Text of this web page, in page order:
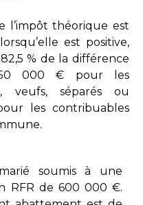
l’impôt théorique est
est positive,
% de la différence
000 € pour les
veufs, séparés ou
les contribuables
soumis à une
RFR de 600 000 €.